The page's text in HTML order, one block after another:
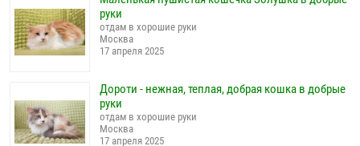
руки
отдам в хорошие руки
Москва
17 апреля 2025
Дороти - нежная, теплая, добрая кошка в добрые
руки
отдам в хорошие руки
Москва
17 апреля 2025